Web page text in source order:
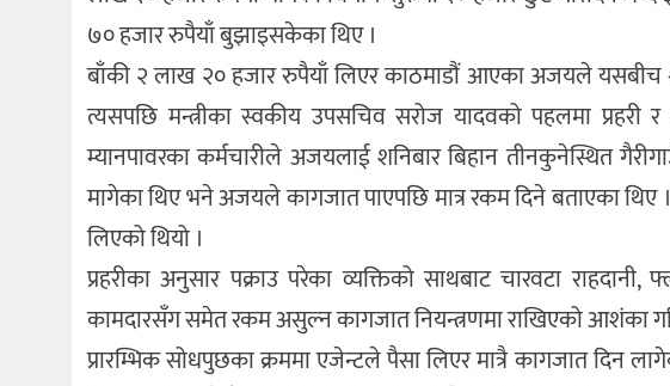
७० हजार रुपैयाँ बुझाइसकेका थिए ।
बाँकी २ लाख २० हजार रुपैयाँ लिएर काठमाडौं आएका अजयले यसबीच
त्यसपछि मन्त्रीका स्वकीय उपसचिव सरोज यादवको पहलमा प्रहरी
म्यानपावरका कर्मचारीले अजयलाई शनिबार बिहान तीनकुनेस्थित
मागेका थिए भने अजयले कागजात पाएपछि मात्र रकम दिने बताएका थिए ।
लिएको थियो ।
प्रहरीका अनुसार पक्राउ परेका व्यक्तिको साथबाट चारवटा
कामदारसँग समेत रकम असुल्न कागजात नियन्त्रणमा राखिएको आशंका
प्रारम्भिक सोधपुछका क्रममा एजेन्टले पैसा लिएर मात्रै कागजात दिन